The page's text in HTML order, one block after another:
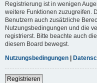
Registrierung ist in wenigen
weitere Funktionen zuzugreifen.
Benutzern auch zusätzliche
Nutzungsbedingungen und die
registrierst. Bitte beachte auch
diesem Board bewegst.
Nutzungsbedingungen |
Registrieren